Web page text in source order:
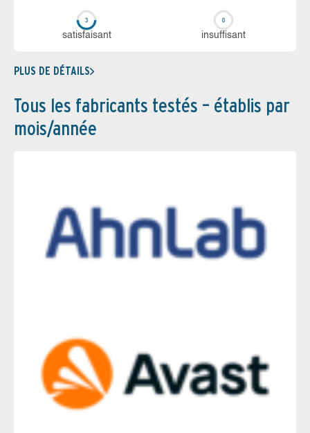
sa­tis­fai­sant in­suf­fi­sant
PLUS DE DÉTAILS
Tous les fabricants testés – établis par
mois/année